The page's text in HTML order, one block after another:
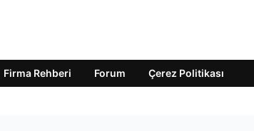
Firma Rehberi Forum Çerez Politikası